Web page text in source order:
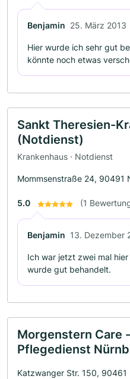
Benjamin 25. März 2013
Hier wurde ich sehr gut
könnte noch etwas
Sankt Theresien-
(Notdienst)
Krankenhaus · Notdienst
Mommsenstraße 24, 90491
5.0 (1
Benjamin 13. Dezember
Ich war jetzt zwei mal
wurde gut behandelt.
Morgenstern Care -
Pflegedienst
Katzwanger Str. 150, 90461